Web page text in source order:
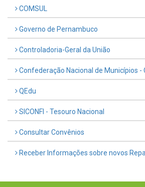
COMSUL
Governo de Pernambuco
Controladoria-Geral da União
Confederação Nacional de Municípios -
QEdu
SICONFI - Tesouro Nacional
Consultar Convênios
Receber Informações sobre novos